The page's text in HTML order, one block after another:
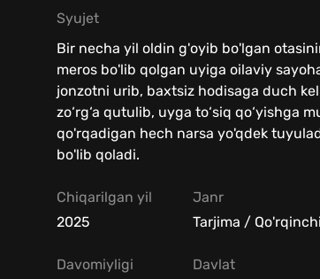
Syujet
Bir necha yil oldin g'oyib bo'lgan
meros bo'lib qolgan uyiga oilaviy
jonzotni urib, baxtsiz hodisaga duch
zo‘rg‘a qutulib, uyga to‘siq qo‘yishga
qo'rqadigan hech narsa yo'qdek
bo'lib qoladi.
Chiqarilgan yil
2025
Janr
Tarjima /
Davomiyligi
Davlat